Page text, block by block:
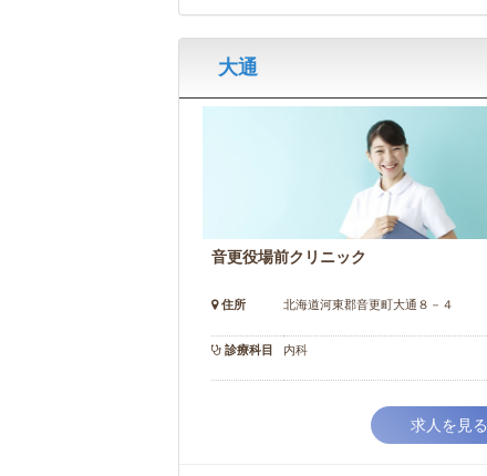
大通
音更役場前クリニック
住所 北海道河東郡音更町大通８－４
診療科目 内科
求人を見る